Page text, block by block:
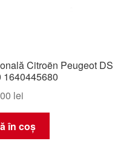
Citroën Peugeot DS
lei
în coș